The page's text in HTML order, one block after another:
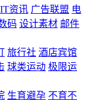
IT资讯 广告联盟 电
码 设计素材 邮件
旅行社 酒店宾馆
球类运动 极限运
生育避孕 不育不